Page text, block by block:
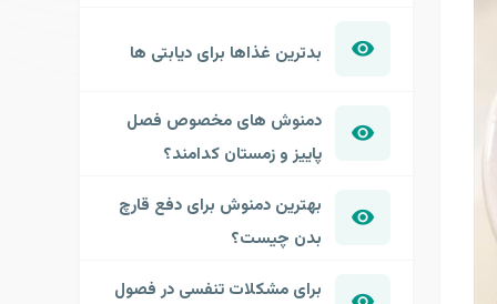
بدترین غذاها برای دیابتی ها
دمنوش های مخصوص فصل
پاییز و زمستان کدامند؟
بهترین دمنوش برای دفع قارچ
بدن چیست؟
برای مشکلات تنفسی در فصول